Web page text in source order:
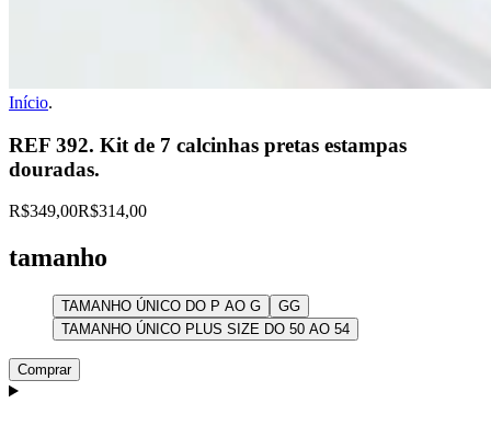
Início.
REF 392. Kit de 7 calcinhas pretas estampas
douradas.
R$349,00R$314,00
tamanho
TAMANHO ÚNICO DO P AO G
GG
TAMANHO ÚNICO PLUS SIZE DO 50 AO 54
Comprar